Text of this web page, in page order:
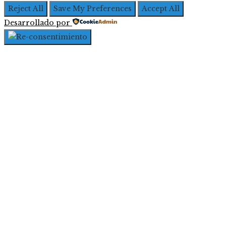
Reject All
Save My Preferences
Accept All
Desarrollado por